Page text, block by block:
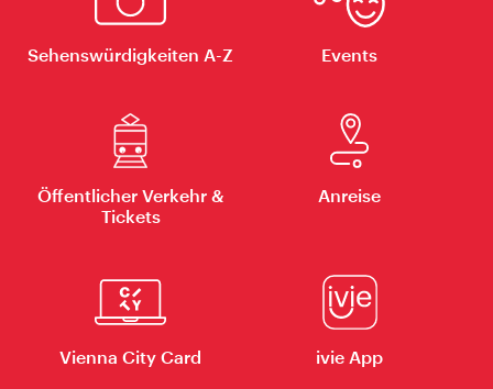
Sehenswürdigkeiten A-Z Events
Öffentlicher Verkehr &
Tickets
Anreise
Vienna City Card ivie App